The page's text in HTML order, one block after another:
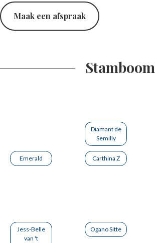
Maak een afspraak
Stamboom
Diamant de
Semilly
Emerald Carthina Z
Jess-Belle
van 't
Ogano Sitte